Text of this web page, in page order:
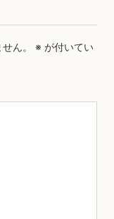
ん。 ※ が付いてい